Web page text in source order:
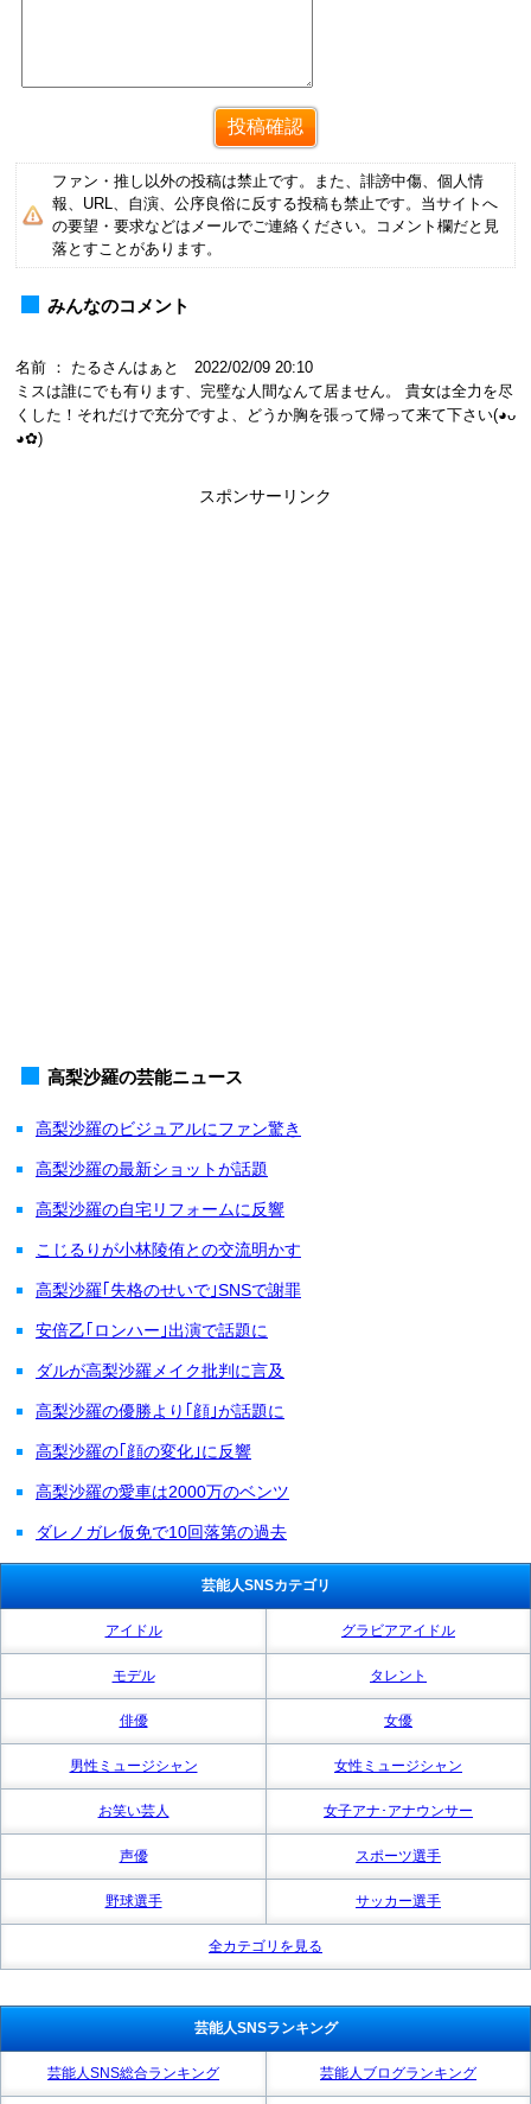
ファン・推し以外の投稿は禁止です。また、誹謗中傷、個人情
報、URL、自演、公序良俗に反する投稿も禁止です。当サイトへ
の要望・要求などはメールでご連絡ください。コメント欄だと見
落とすことがあります。
みんなのコメント
名前 ： たるさんはぁと 2022/02/09 20:10
ミスは誰にでも有ります、完璧な人間なんて居ません。 貴女は全力を尽
くした！それだけで充分ですよ、どうか胸を張って帰って来て下さい(◕ᴗ
◕✿)
スポンサーリンク
高梨沙羅の芸能ニュース
高梨沙羅のビジュアルにファン驚き
高梨沙羅の最新ショットが話題
高梨沙羅の自宅リフォームに反響
こじるりが小林陵侑との交流明かす
高梨沙羅｢失格のせいで｣SNSで謝罪
安倍乙｢ロンハー｣出演で話題に
ダルが高梨沙羅メイク批判に言及
高梨沙羅の優勝より｢顔｣が話題に
高梨沙羅の｢顔の変化｣に反響
高梨沙羅の愛車は2000万のベンツ
ダレノガレ仮免で10回落第の過去
芸能人SNSカテゴリ
アイドル グラビアアイドル
モデル タレント
俳優 女優
男性ミュージシャン 女性ミュージシャン
お笑い芸人 女子アナ･アナウンサー
声優 スポーツ選手
野球選手 サッカー選手
全カテゴリを見る
芸能人SNSランキング
芸能人SNS総合ランキング 芸能人ブログランキング